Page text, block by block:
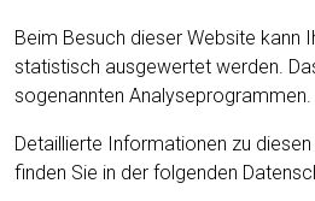
Beim Besuch dieser Website kann
statistisch ausgewertet werden.
sogenannten Analyseprogrammen.
Detaillierte Informationen zu
finden Sie in der folgenden